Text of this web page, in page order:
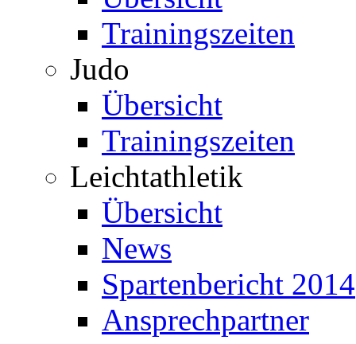
Trainingszeiten
Judo
Übersicht
Trainingszeiten
Leichtathletik
Übersicht
News
Spartenbericht 2014
Ansprechpartner